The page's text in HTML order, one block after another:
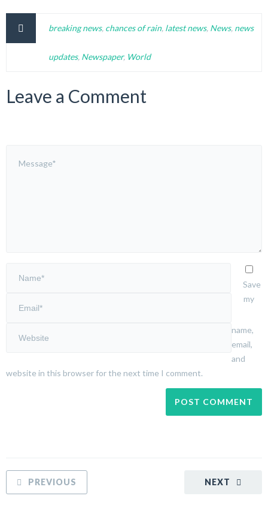
breaking news, chances of rain, latest news, News, news
updates, Newspaper, World
Leave a Comment
Save
my
name,
email,
and
website in this browser for the next time I comment.
NEXT
PREVIOUS